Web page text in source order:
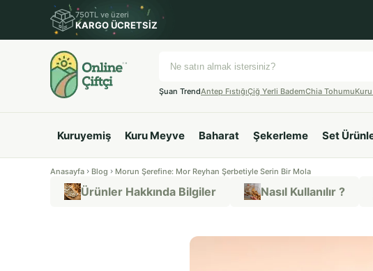
750TL ve üzeri
KARGO ÜCRETSİZ
Şuan TrendAntep FıstığıÇiğ Yerli BademChia Tohumu
Kuruyemiş Kuru Meyve Baharat Şekerleme Set
Anasayfa Blog Morun Şerefine: Mor Reyhan Şerbetiyle Serin Bir Mola
Ürünler Hakkında Bilgiler Nasıl Kullanılır ?